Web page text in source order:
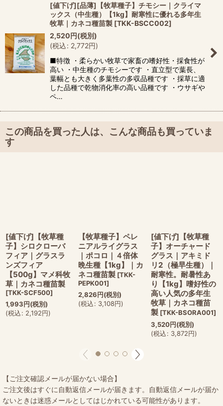
[値下げ][品薄]【牧草種子】チモシー｜クライマ
ックス（中生種）【1kg】耐寒性に優れる多年生
牧草｜カネコ種苗製 [TKK-BSCC002]
2,520円(税別)
(税込: 2,772円)
■特徴 ・柔らかい牧草で家畜の嗜好性・採食性が
高い ・中生種のチモシーです ・直立型で葉長、
葉幅とも大きく多葉性の多収品種です ・採草に適
した品種で乾物消化率の高い品種です ・ウサギや
ペ…
この商品を買った人は、こんな商品も買っていま
す
[値下げ]【牧草種
子】シロクローバ
フィア｜グラスラ
ンズフィア
【500g】マメ科牧
草｜カネコ種苗製
[TKK-SCF500]
1,993円(税別)
(税込: 2,192円)
【牧草種子】ペレ
ニアルライグラス
｜ポコロ｜４倍体
晩生種【1kg】｜カ
ネコ種苗製 [TKK-
PEPK001]
2,826円(税別)
(税込: 3,108円)
[値下げ]【牧草種
子】オーチャード
グラス｜アキミド
リ2（極早生種）｜
耐寒性。耐暑性あ
り【1kg】嗜好性の
高い人気の多年生
牧草｜カネコ種苗
製 [TKK-BSORA001]
3,520円(税別)
(税込: 3,872円)
【ご注文確認メールが届かない場合】
ご注文後はすぐに自動返信メールが届きます。自動返信メールが届か
ないときは迷惑メールとしてはじかれている可能性があります。